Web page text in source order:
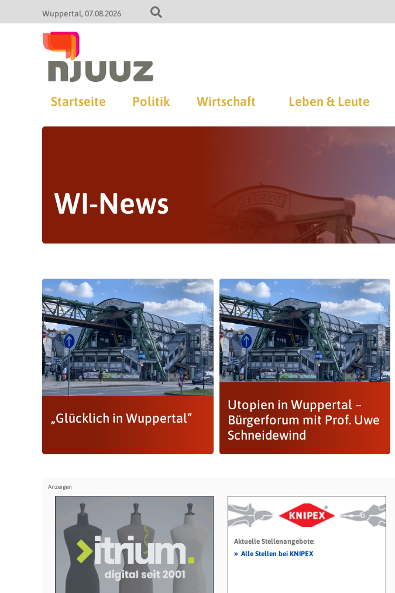
Wuppertal 07.08.2026
Startseite Politik Wirtschaft Leben & Leute
WI-News
„Glücklich in Wuppertal“
Utopien in Wuppertal –
Bürgerforum mit Prof. Uwe
Schneidewind
Aktuelle Stellenangebote:
» Alle Stellen bei KNIPEX